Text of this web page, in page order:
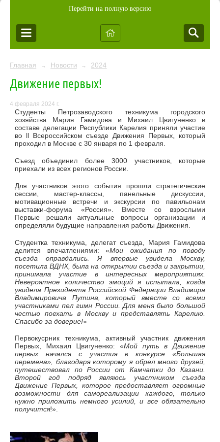
Перейти на полную версию
Главная → Новости → 2024
Движение первых!
4 февраля 2024 г.
Студенты Петрозаводского техникума городского
хозяйства Мария Гамидова и Михаил Цвигуненко в
составе делегации Республики Карелия приняли участие
во ll Всероссийском съезде Движения Первых, который
проходил в Москве с 30 января по 1 февраля.
Съезд объединил более 3000 участников, которые
приехали из всех регионов России.
Для участников этого события прошли стратегические
сессии, мастер-классы, панельные дискуссии,
мотивационные встречи и экскурсии по павильонам
выставки-форума «Россия». Вместе со взрослыми
Первые решали актуальные вопросы организации и
определяли будущие направления работы Движения.
Студентка техникума, делегат съезда, Мария Гамидова
делится впечатлениями: «Мои ожидания по поводу
съезда оправдались. Я впервые увидела Москву,
посетила ВДНХ, была на открытии съезда и закрытии,
принимала участие в интересных мероприятиях.
Невероятное количество эмоций я испытала, когда
увидела Президента Российской Федерации Владимира
Владимировича Путина, который вместе со всеми
участниками пел гимн России. Для меня было большой
честью поехать в Москву и представлять Карелию.
Спасибо за доверие!»
Первокусрник техникума, активный участник движения
Первых, Михаил Цвигуненко: «Мой путь в Движение
первых начался с участия в конкурсе «Большая
перемена», благодаря которому я обрел много друзей,
путешествовал по России от Камчатки до Казани.
Второй год подряд являюсь участником съезда
Движение Первых, которое предоставляет огромные
возможности для самореализации каждого, только
нужно приложить немного усилий, и все обязательно
получится!».